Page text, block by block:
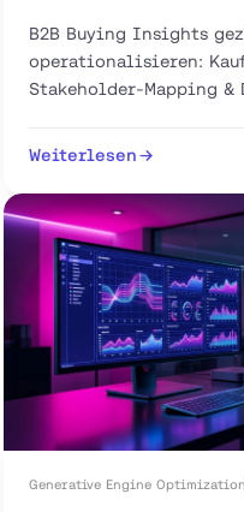
B2B Buying Insights
operationalisieren:
Stakeholder-Mapping &
Pipeline aufbauen.
Weiterlesen
Generative Engine Optimization